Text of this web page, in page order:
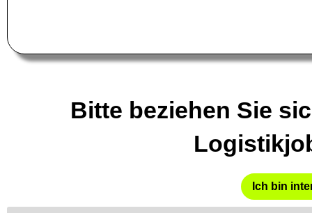
Bitte beziehen Sie
Ich bin